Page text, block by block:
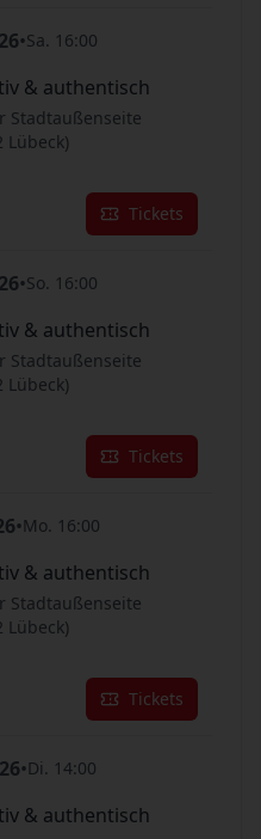
•Sa. 16:00
& authentisch
Stadtaußenseite
Lübeck)
Tickets
•So. 16:00
& authentisch
Stadtaußenseite
Lübeck)
Tickets
•Mo. 16:00
& authentisch
Stadtaußenseite
Lübeck)
Tickets
•Di. 14:00
& authentisch